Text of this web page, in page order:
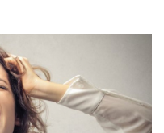
sống
đẹp